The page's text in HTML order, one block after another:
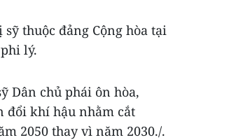
thuộc đảng Cộng hòa tại
lý.
Dân chủ phái ôn hòa,
đổi khí hậu nhằm cắt
2050 thay vì năm 2030./.